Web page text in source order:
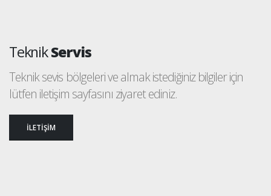
TeknikServis
Teknik sevis bölgeleri ve almak istediğiniz bilgiler için
lütfen iletişim sayfasını ziyaret ediniz.
İLETİŞİM